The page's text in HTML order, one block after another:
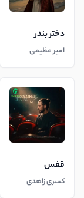
دختر بندر
امیر عظیمی
قفس
کسری زاهدی